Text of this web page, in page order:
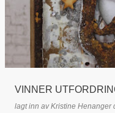
VINNER
lagt inn avKristine Henanger